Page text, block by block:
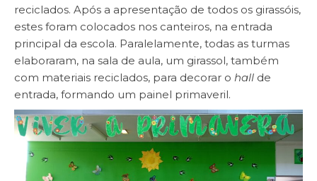
reciclados. Após a apresentação de todos os girassóis,
estes foram colocados nos canteiros, na entrada
principal da escola. Paralelamente, todas as turmas
elaboraram, na sala de aula, um girassol, também
com materiais reciclados, para decorar o hall de
entrada, formando um painel primaveril.